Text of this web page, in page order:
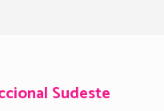
Sudeste